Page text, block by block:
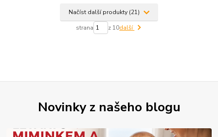
Načíst další produkty (21)
strana z 10další
Novinky z našeho blogu